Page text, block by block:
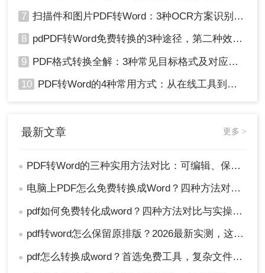
7 扫描件和图片PDF转Word：3种OCR方案识别率实测！
8 pdPDF转Word免费转换的3种途径，第二种效率最高！
9 PDF格式转换全解：3种常见目标格式及对应操作方法！
10 PDF转Word的4种常用方式：从在线工具到桌面软件全梳理！
最新文章 更多 >
● PDF转Word的三种实用方法对比：可编辑、保格式、避风险！
● 电脑上PDF怎么免费转换成Word？四种方法对比与实操指南（附详细表格）!
● pdf如何免费转化成word？四种方法对比与实操指南（附详细表格）
● pdf转word怎么保留原排版？2026最新实测，这5种方法从免费到专业全搞定！
● pdf怎么转换成word？首选免费工具，复杂文件再上专业软件！